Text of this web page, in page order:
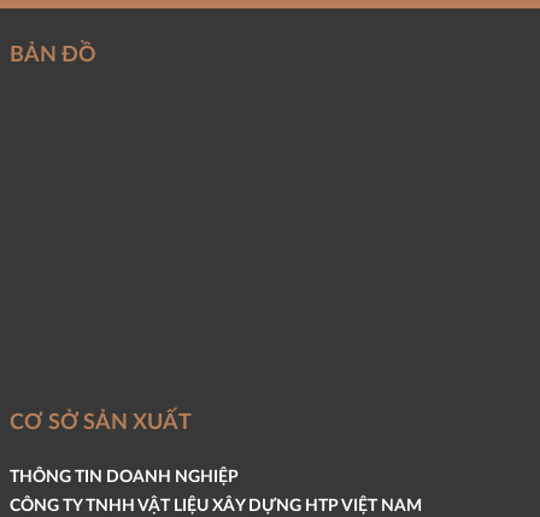
BẢN ĐỒ
CƠ SỞ SẢN XUẤT
THÔNG TIN DOANH NGHIỆP
CÔNG TY TNHH VẬT LIỆU XÂY DỰNG HTP VIỆT NAM